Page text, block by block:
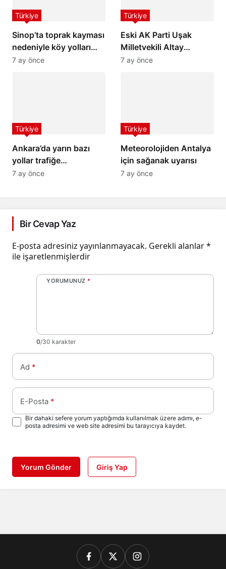
Sinop’ta toprak kayması
nedeniyle köy yolları
ulaşıma kapandı
Türkiye
7 ay önce
Eski AK Parti Uşak
Milletvekili Altay
hayatını kaybetti
Türkiye
7 ay önce
Ankara’da yarın bazı
yollar trafiğe
kapatılacak
Türkiye
7 ay önce
Meteorolojiden Antalya
için sağanak uyarısı
Türkiye
7 ay önce
Bir Cevap Yaz
E-posta adresiniz yayınlanmayacak. Gerekli alanlar*
ile işaretlenmişlerdir
YORUMUNUZ *
0/30 karakter
Ad *
E-Posta *
Bir dahaki sefere yorum yaptığımda kullanılmak üzere adımı, e-
posta adresimi ve web site adresimi bu tarayıcıya kaydet.
Yorum Gönder Giriş Yap